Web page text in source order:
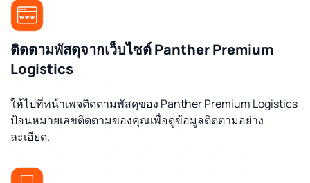
ติดตามพัสดุจากเว็บไซต์ Panther Premium
Logistics
ให้ไปที่หน้าเพจติดตามพัสดุของ Panther Premium Logistics
ป้อนหมายเลขติดตามของคุณเพื่อดูข้อมูลติดตามอย่าง
ละเอียด.